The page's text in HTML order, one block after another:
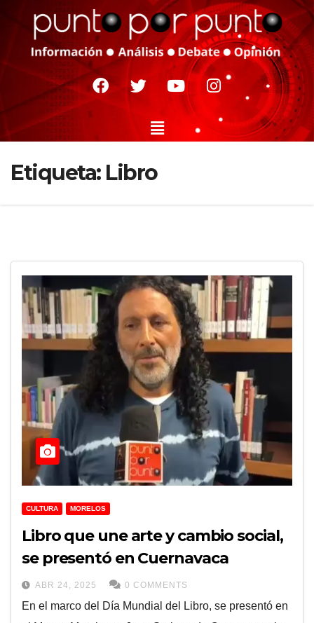
Etiqueta: Libro
CULTURA MORELOS
Libro que une arte y cambio social,
se presentó en Cuernavaca
ABR 24, 2025 0 COMMENTS
En el marco del Día Mundial del Libro, se presentó en